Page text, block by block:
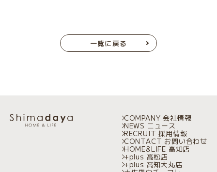
一覧に戻る
COMPANY 会社情報
NEWS ニュース
RECRUIT 採用情報
CONTACT お問い合わせ
HOME&LIFE 高知店
+plus 高松店
+plus 高知大丸店